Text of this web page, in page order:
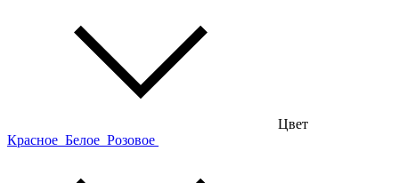
Цвет
Красное Белое Розовое